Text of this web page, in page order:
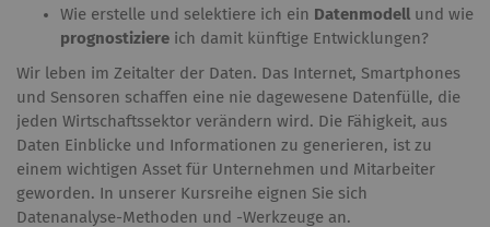
Wie erstelle und selektiere ich ein Datenmodell und wie
prognostiziere ich damit künftige Entwicklungen?
Wir leben im Zeitalter der Daten. Das Internet, Smartphones
und Sensoren schaffen eine nie dagewesene Datenfülle, die
jeden Wirtschaftssektor verändern wird. Die Fähigkeit, aus
Daten Einblicke und Informationen zu generieren, ist zu
einem wichtigen Asset für Unternehmen und Mitarbeiter
geworden. In unserer Kursreihe eignen Sie sich
Datenanalyse-Methoden und -Werkzeuge an.